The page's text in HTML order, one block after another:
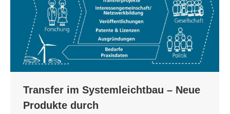
Transfer im Systemleichtbau – Neue
Produkte durch